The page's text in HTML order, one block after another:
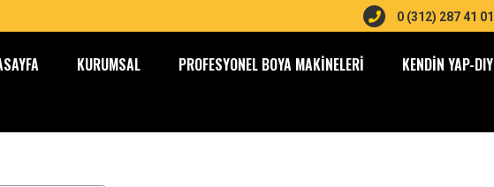
0 (312) 287 41 01
KURUMSAL PROFESYONEL BOYA MAKINELERI KENDIN YAP-DIY